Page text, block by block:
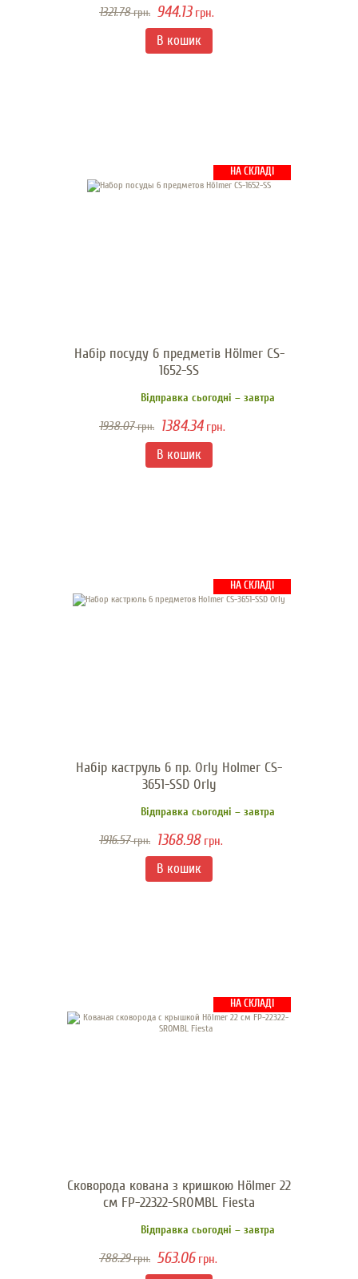
1321.78грн. 944.13грн.
НА СКЛАДІ
Набір посуду 6 предметів Hölmer CS-
1652-SS
Відправка сьогодні – завтра
1938.07грн. 1384.34грн.
НА СКЛАДІ
Набір каструль 6 пр. Orly Holmer CS-
3651-SSD Orly
Відправка сьогодні – завтра
1916.57грн. 1368.98грн.
НА СКЛАДІ
Сковорода кована з кришкою Hölmer 22
см FP-22322-SROMBL Fiesta
Відправка сьогодні – завтра
788.29грн. 563.06грн.